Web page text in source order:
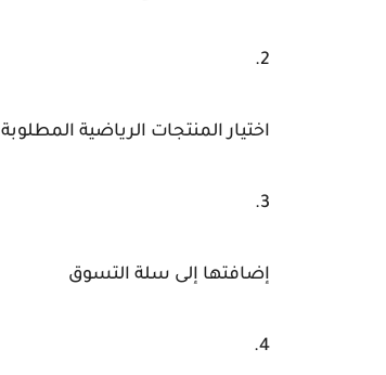
اختيار المنتجات الرياضية المطلوبة
إضافتها إلى سلة التسوق